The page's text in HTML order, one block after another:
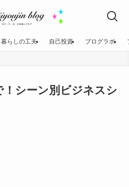
暮らしの工夫 自己投資 ブログラボ
！シーン別ビジネスシ